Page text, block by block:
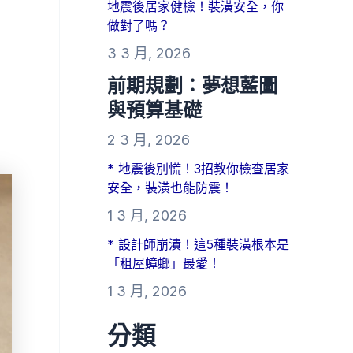
地震後居家健檢！裝潢安全，你
做對了嗎？
3 3 月, 2026
前期規劃：夢想藍圖
與預算基礎
2 3 月, 2026
* 地震後別慌！3招教你檢查居家
安全，裝潢也能防震！
1 3 月, 2026
* 設計師崩潰！這5種裝潢根本是
「租屋蟑螂」最愛！
1 3 月, 2026
分類